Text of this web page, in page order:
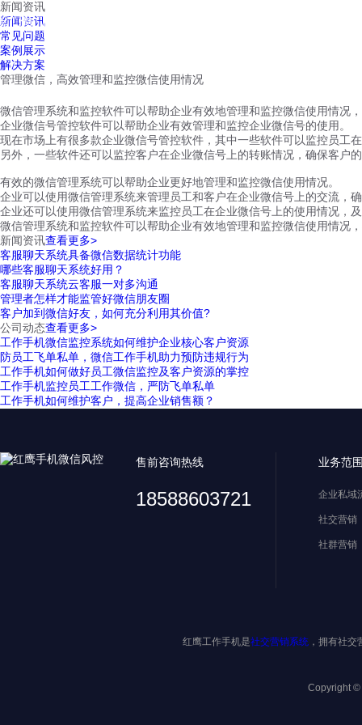
红鹰工作手机
新闻资讯
新闻资讯
常见问题
案例展示
解决方案
管理微信，高效管理和监控微信使用情况
微信管理系统和监控软件可以帮助企业有效地管理和监控微信使用情况
企业微信号管控软件可以帮助企业有效管理和监控企业微信号的使用。
现在市场上有很多款企业微信号管控软件，其中一些软件可以监控员工
另外，一些软件还可以监控客户在企业微信号上的转账情况，确保客户
有效的微信管理系统可以帮助企业更好地管理和监控微信使用情况。
企业可以使用微信管理系统来管理员工和客户在企业微信号上的交流，
企业还可以使用微信管理系统来监控员工在企业微信号上的使用情况，
微信管理系统和监控软件可以帮助企业有效地管理和监控微信使用情况
新闻资讯查看更多>
客服聊天系统具备微信数据统计功能
哪些客服聊天系统好用？
客服聊天系统云客服一对多沟通
管理者怎样才能监管好微信朋友圈
客户加到微信好友，如何充分利用其价值?
公司动态查看更多>
工作手机微信监控系统如何维护企业核心客户资源
防员工飞单私单，微信工作手机助力预防违规行为
工作手机如何做好员工微信监控及客户资源的掌控
工作手机监控员工工作微信，严防飞单私单
工作手机如何维护客户，提高企业销售额？
售前咨询热线
18588603721
业务范
企业私域
社交营销
社群营销
红鹰工作手机是社交营销系统 ，拥有社
Copyright ©